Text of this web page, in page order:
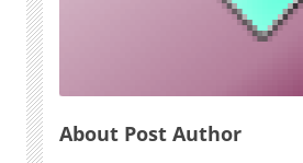
About Post Author